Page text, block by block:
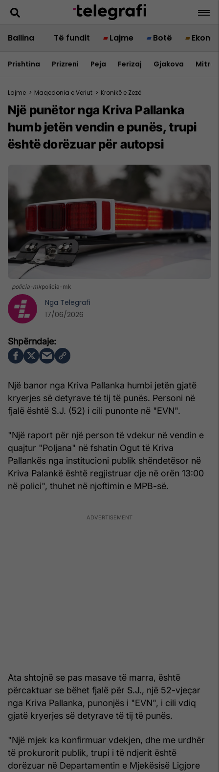
Ballina Të fundit Lajme Botë
Prishtina Prizreni Peja Ferizaj Gjakova
Lajme > Maqedonia e Veriut > Kronikë e Zezë
Një punëtor nga Kriva Pallanka
humb jetën vendin e punës, trupi
është dorëzuar për autopsi
policia-mkpolicia-mk
Një banor nga Kriva Pallanka humbi jetën gjatë
kryerjes së detyrave të tij të punës. Personi në
fjalë është S.J. (52) i cili punonte në "EVN".
"Një raport për një person të vdekur në vendin e
quajtur "Poljana" në fshatin Ogut të Kriva
Pallankës nga institucioni publik shëndetësor në
Kriva Palankë është regjistruar dje në orën 13:00
në polici", thuhet në njoftimin e MPB-së.
Ata shtojnë se pas masave të marra, është
përcaktuar se bëhet fjalë për S.J., një 52-vjeçar
nga Kriva Pallanka, punonjës i "EVN", i cili vdiq
gjatë kryerjes së detyrave të tij të punës.
"Një mjek ka konfirmuar vdekjen, dhe me urdhër
të prokurorit publik, trupi i të ndjerit është
dorëzuar në Departamentin e Mjekësisë Ligjore
Nga Telegrafi
17/06/2026